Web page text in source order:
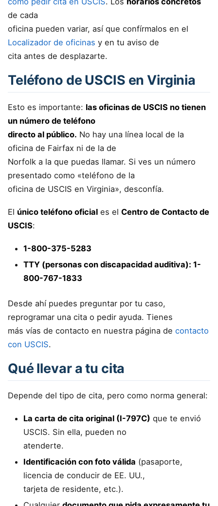
de cada
oficina pueden variar, así que confírmalos en el
Localizador de oficinas y en tu aviso de
cita antes de desplazarte.
Teléfono de USCIS en Virginia
Esto es importante: las oficinas de USCIS no tienen
un número de teléfono
directo al público. No hay una línea local de la
oficina de Fairfax ni de la de
Norfolk a la que puedas llamar. Si ves un número
presentado como «teléfono de la
oficina de USCIS en Virginia», desconfía.
El único teléfono oficial es el Centro de Contacto de
USCIS:
1-800-375-5283
TTY (personas con discapacidad auditiva): 1-
800-767-1833
Desde ahí puedes preguntar por tu caso,
reprogramar una cita o pedir ayuda. Tienes
más vías de contacto en nuestra página de contacto
con USCIS.
Qué llevar a tu cita
Depende del tipo de cita, pero como norma general:
La carta de cita original (I-797C) que te envió
USCIS. Sin ella, pueden no
atenderte.
Identificación con foto válida (pasaporte,
licencia de conducir de EE. UU.,
tarjeta de residente, etc.).